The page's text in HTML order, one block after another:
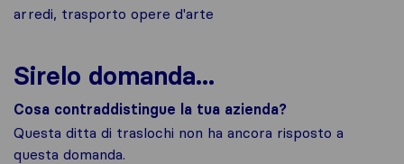
arredi, trasporto opere d'arte
Sirelo domanda...
Cosa contraddistingue la tua azienda?
Questa ditta di traslochi non ha ancora risposto a
questa domanda.